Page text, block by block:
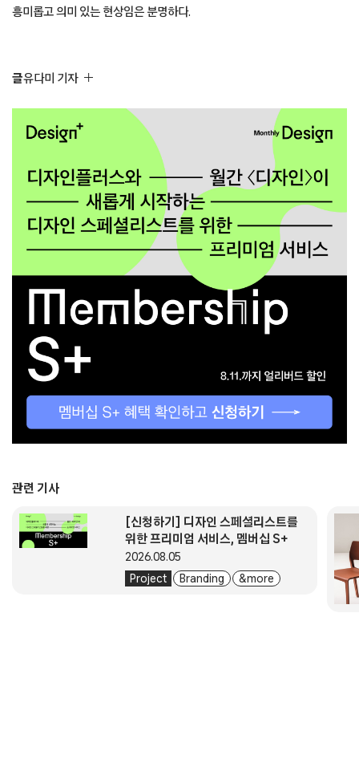
흥미롭고 의미 있는 현상임은 분명하다.
글유다미 기자
관련 기사
Project Branding & more
[신청하기] 디자인 스페셜리스트를
위한 프리미엄 서비스, 멤버십 S+
2026.08.05